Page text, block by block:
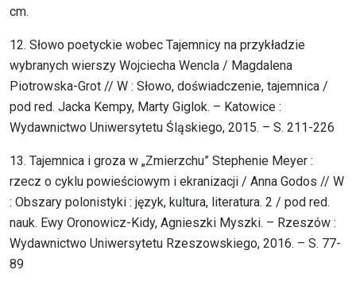
cm.
12. Słowo poetyckie wobec Tajemnicy na przykładzie
wybranych wierszy Wojciecha Wencla / Magdalena
Piotrowska-Grot // W : Słowo, doświadczenie, tajemnica /
pod red. Jacka Kempy, Marty Giglok. – Katowice :
Wydawnictwo Uniwersytetu Śląskiego, 2015. – S. 211-226
13. Tajemnica i groza w „Zmierzchu” Stephenie Meyer :
rzecz o cyklu powieściowym i ekranizacji / Anna Godos // W
: Obszary polonistyki : język, kultura, literatura. 2 / pod red.
nauk. Ewy Oronowicz-Kidy, Agnieszki Myszki. – Rzeszów :
Wydawnictwo Uniwersytetu Rzeszowskiego, 2016. – S. 77-
89